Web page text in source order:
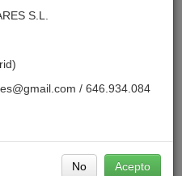
S.L.
/ 646.934.084
No Acepto
Cómo publicar anuncios